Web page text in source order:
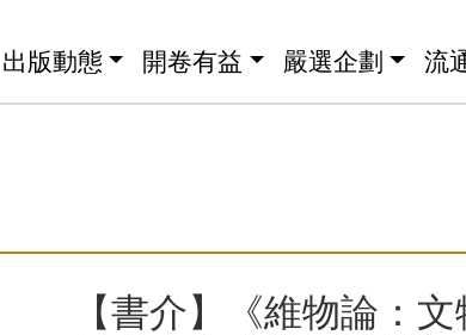
出版動態 開卷有益 嚴選企劃 流
【書介】《維物論：